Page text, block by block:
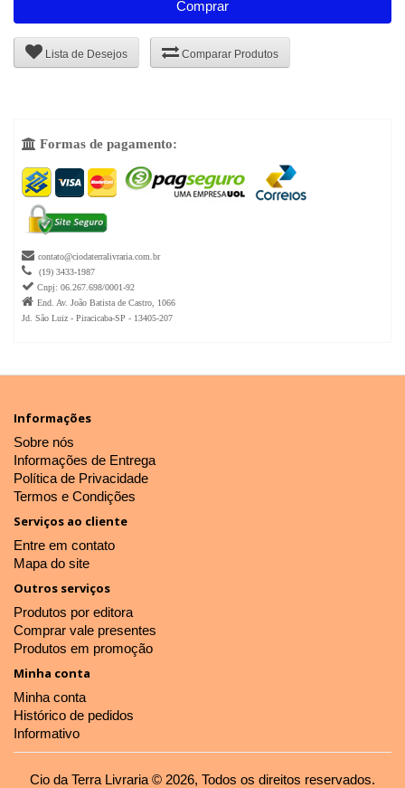
Comprar
Lista de Desejos Comparar Produtos
 Formas de pagamento:
 contato@ciodaterralivraria.com.br
 (19) 3433-1987
 Cnpj: 06.267.698/0001-92
 End. Av. João Batista de Castro, 1066
Jd. São Luiz - Piracicaba-SP - 13405-207
Informações
Sobre nós
Informações de Entrega
Política de Privacidade
Termos e Condições
Serviços ao cliente
Entre em contato
Mapa do site
Outros serviços
Produtos por editora
Comprar vale presentes
Produtos em promoção
Minha conta
Minha conta
Histórico de pedidos
Informativo
Cio da Terra Livraria © 2026, Todos os direitos reservados.